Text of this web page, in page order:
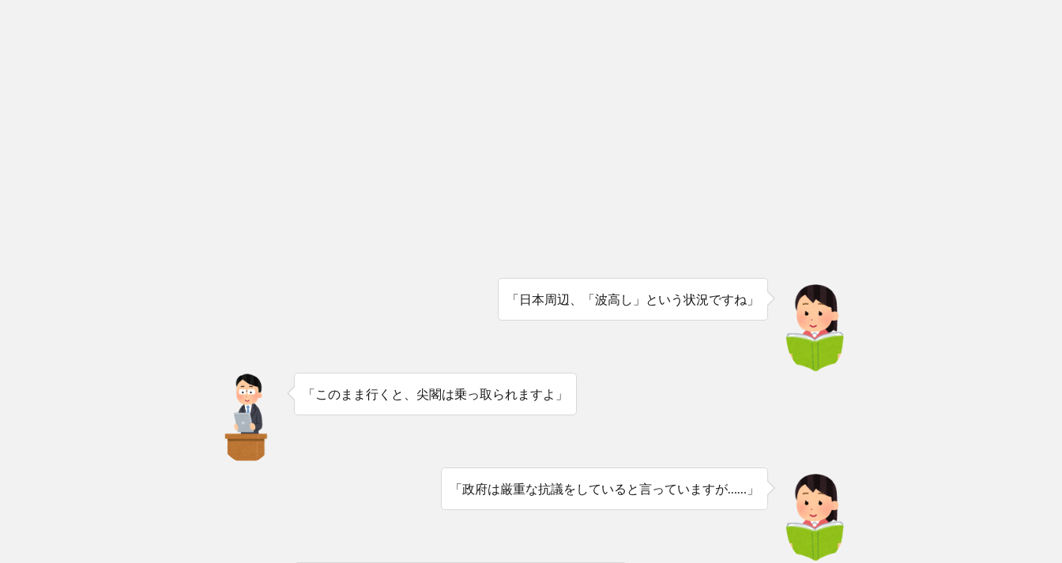
「日本周辺、「波高し」という状況ですね」
「このまま行くと、尖閣は乗っ取られますよ」
「政府は厳重な抗議をしていると言っていますが……」